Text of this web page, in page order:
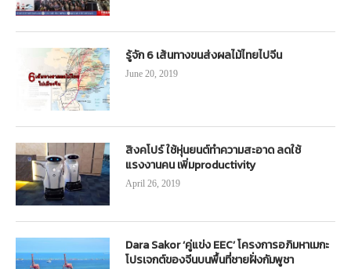
รู้จัก 6 เส้นทางขนส่งผลไม้ไทยไปจีน
June 20, 2019
สิงคโปร์ ใช้หุ่นยนต์ทำความสะอาด ลดใช้
แรงงานคน เพิ่มproductivity
April 26, 2019
Dara Sakor ‘คู่แข่ง EEC’ โครงการอภิมหาเมกะ
โปรเจกต์ของจีนบนพื้นที่ชายฝั่งกัมพูชา